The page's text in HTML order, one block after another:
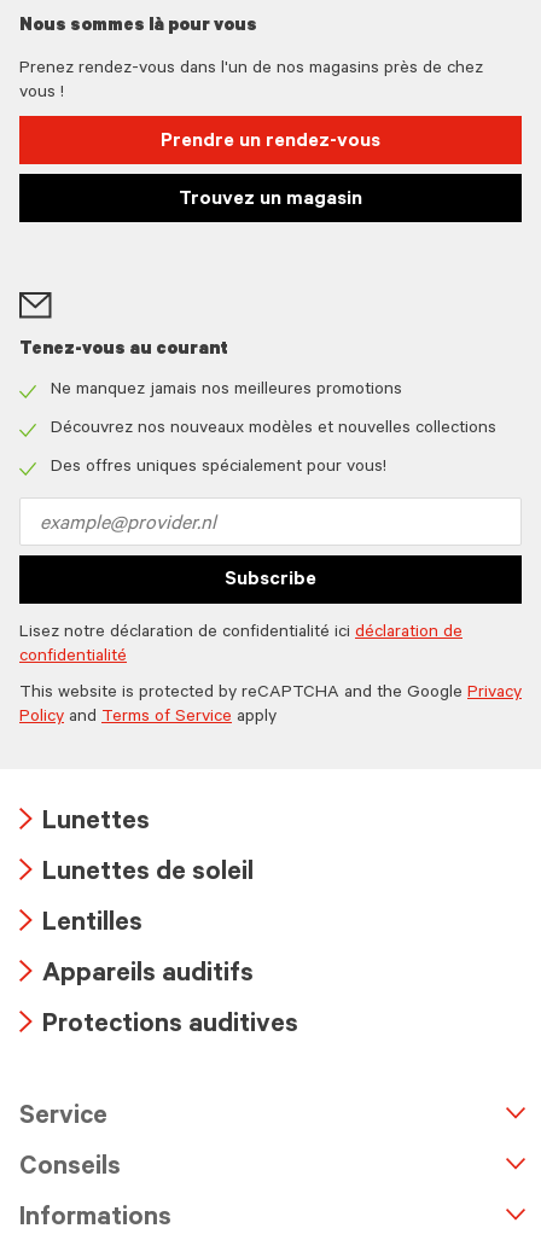
Nous sommes là pour vous
Prenez rendez-vous dans l'un de nos magasins près de chez
vous !
Prendre un rendez-vous
Trouvez un magasin
Tenez-vous au courant
icon
Ne manquez jamais nos meilleures promotions
icon
Découvrez nos nouveaux modèles et nouvelles collections
Des offres uniques spécialement pour vous!
address
Subscribe
Lisez notre déclaration de confidentialité ici déclaration de
confidentialité
This website is protected by reCAPTCHA and the Google Privacy
Policy and Terms of Service apply
icon
Lunettes
icon
Lunettes de soleil
icon
Lentilles
icon
Appareils auditifs
Protections auditives
Service
Conseils
Informations